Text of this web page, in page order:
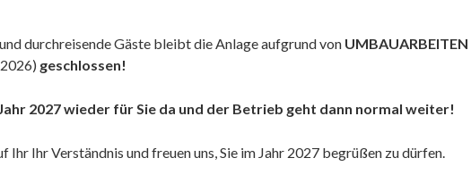
untersagt.
Abmahnung.
vermeiden. Beim Verlassen des Sanitärgebäudes ist das Licht
durchreisende Gäste bleibt die Anlage aufgrund von UMBAUARBEITEN
geschlossen!
2027 wieder für Sie da und der Betrieb geht dann normal weiter!
Ihr Ihr Verständnis und freuen uns, Sie im Jahr 2027 begrüßen zu dürfen.